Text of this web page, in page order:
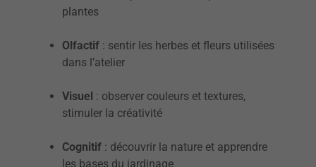
plantes
Olfactif : sentir les herbes et fleurs utilisées
dans l’atelier
Visuel : observer couleurs et textures,
stimuler la créativité
Cognitif : découvrir la nature et apprendre
les bases du jardinage